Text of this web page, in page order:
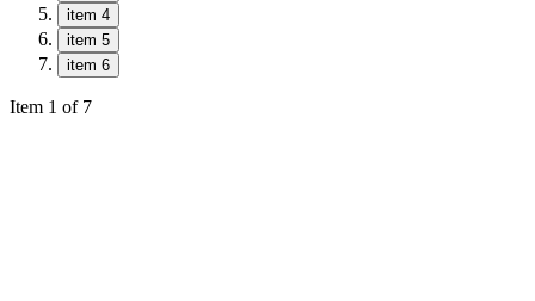
item 4
item 5
item 6
Item 1 of 7